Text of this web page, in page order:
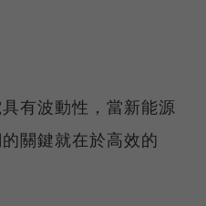
有波動性，當新能源
關鍵就在於高效的